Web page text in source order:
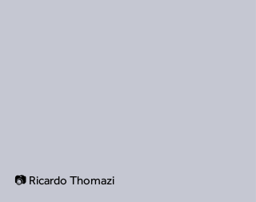
📷 Ricardo Thomazi